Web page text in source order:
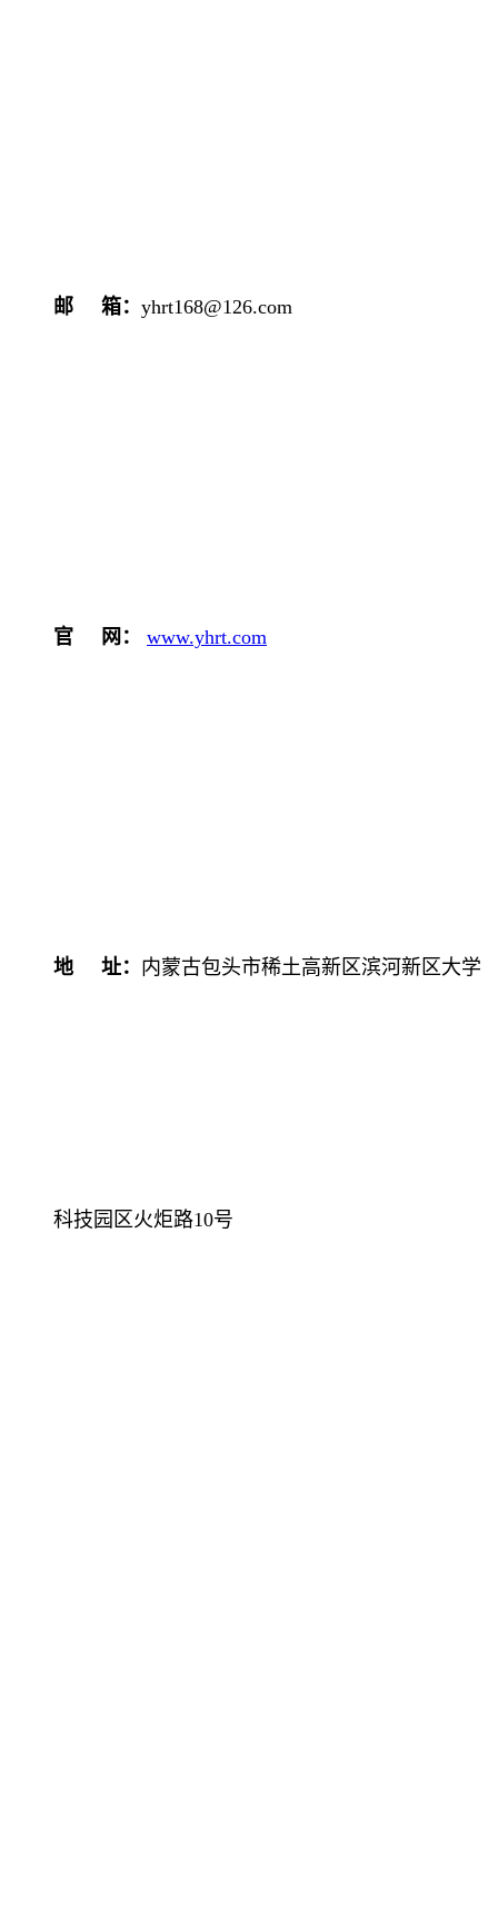
邮 箱： yhrt168@126.com
官 网 ： www.yhrt.com
地 址： 内蒙古包头市稀土高新区滨河新区大学
科技园区火炬路10号